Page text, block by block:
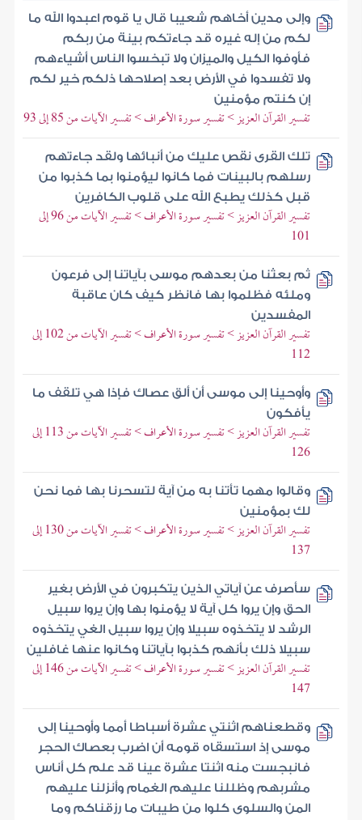
وإلى مدين أخاهم شعيبا قال يا قوم اعبدوا الله ما
لكم من إله غيره قد جاءتكم بينة من ربكم
فأوفوا الكيل والميزان ولا تبخسوا الناس أشياءهم
ولا تفسدوا في الأرض بعد إصلاحها ذلكم خير لكم
إن كنتم مؤمنين
تفسير القرآن العزيز > تفسير سورة الأعراف > تفسير الآيات من 85 إلى 93
تلك القرى نقص عليك من أنبائها ولقد جاءتهم
رسلهم بالبينات فما كانوا ليؤمنوا بما كذبوا من
قبل كذلك يطبع الله على قلوب الكافرين
تفسير القرآن العزيز > تفسير سورة الأعراف > تفسير الآيات من 96 إلى
101
ثم بعثنا من بعدهم موسى بآياتنا إلى فرعون
وملئه فظلموا بها فانظر كيف كان عاقبة
المفسدين
تفسير القرآن العزيز > تفسير سورة الأعراف > تفسير الآيات من 102 إلى
112
وأوحينا إلى موسى أن ألق عصاك فإذا هي تلقف ما
يأفكون
تفسير القرآن العزيز > تفسير سورة الأعراف > تفسير الآيات من 113 إلى
126
وقالوا مهما تأتنا به من آية لتسحرنا بها فما نحن
لك بمؤمنين
تفسير القرآن العزيز > تفسير سورة الأعراف > تفسير الآيات من 130 إلى
137
سأصرف عن آياتي الذين يتكبرون في الأرض بغير
الحق وإن يروا كل آية لا يؤمنوا بها وإن يروا سبيل
الرشد لا يتخذوه سبيلا وإن يروا سبيل الغي يتخذوه
سبيلا ذلك بأنهم كذبوا بآياتنا وكانوا عنها غافلين
تفسير القرآن العزيز > تفسير سورة الأعراف > تفسير الآيات من 146 إلى
147
وقطعناهم اثنتي عشرة أسباطا أمما وأوحينا إلى
موسى إذ استسقاه قومه أن اضرب بعصاك الحجر
فانبجست منه اثنتا عشرة عينا قد علم كل أناس
مشربهم وظللنا عليهم الغمام وأنزلنا عليهم
المن والسلوى كلوا من طيبات ما رزقناكم وما